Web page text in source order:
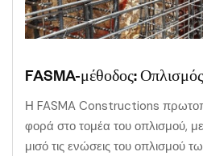
FASMA-μέθοδος:
Η FASMA Constructions
φορά στο τομέα του οπλισμού,
μισό τις ενώσεις του οπλισμού